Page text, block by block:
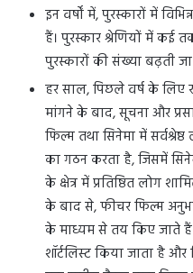
इन वर्षों में, पुरस्कारों में
हैं। पुरस्कार श्रेणियों में कई
पुरस्कारों की संख्या बढ़ती जा
हर साल, पिछले वर्ष के लिए
मांगने के बाद, सूचना और
फिल्म तथा सिनेमा में
का गठन करता है, जिसमें
के क्षेत्र में प्रतिष्ठित लोग
के बाद से, फीचर फिल्म
के माध्यम से तय किए जाते हैं।
शॉर्टलिस्ट किया जाता है